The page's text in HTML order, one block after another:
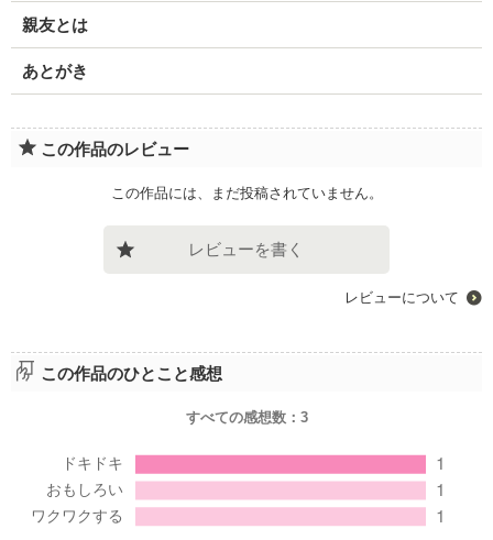
親友とは
あとがき
この作品のレビュー
この作品には、まだ投稿されていません。
レビューを書く
レビューについて
この作品のひとこと感想
すべての感想数： 3